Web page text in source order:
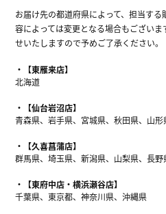
お届け先の都道府県によって、担当す
容によっては変更となる場合もござい
せいたしますので予めご了承ください。
【東雁来店】
北海道
【仙台岩沼店】
青森県、岩手県、宮城県、秋田県、山
【久喜菖蒲店】
群馬県、埼玉県、新潟県、山梨県、長野
【東府中店・横浜瀬谷店】
千葉県、東京都、神奈川県、沖縄県